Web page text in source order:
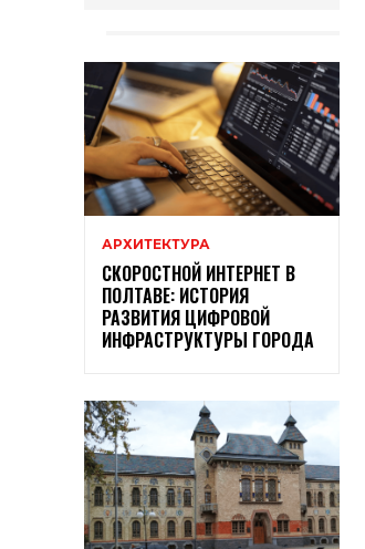
АРХИТЕКТУРА
СКОРОСТНОЙ ИНТЕРНЕТ В
ПОЛТАВЕ: ИСТОРИЯ
РАЗВИТИЯ ЦИФРОВОЙ
ИНФРАСТРУКТУРЫ ГОРОДА